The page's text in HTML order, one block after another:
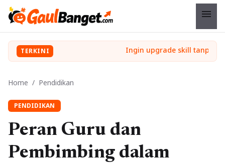
menu
TERKINI
Home / Pendidikan
PENDIDIKAN
Peran Guru dan
Pembimbing dalam